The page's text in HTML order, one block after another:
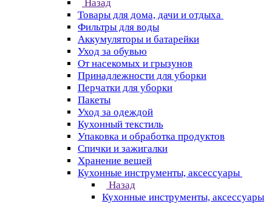
Назад
Товары для дома, дачи и отдыха
Фильтры для воды
Аккумуляторы и батарейки
Уход за обувью
От насекомых и грызунов
Принадлежности для уборки
Перчатки для уборки
Пакеты
Уход за одеждой
Кухонный текстиль
Упаковка и обработка продуктов
Спички и зажигалки
Хранение вещей
Кухонные инструменты, аксессуары
Назад
Кухонные инструменты, аксессуары